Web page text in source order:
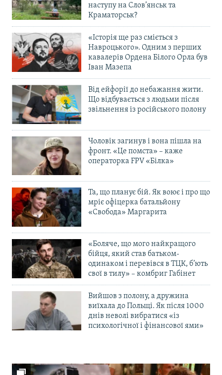
наступу на Слов’янськ та
Краматорськ?
«Історія ще раз сміється з
Навроцького». Одним з перших
кавалерів Ордена Білого Орла був
Іван Мазепа
Від ейфорії до небажання жити.
Що відбувається з людьми після
звільнення із російського полону
Чоловік загинув і вона пішла на
фронт. «Це помста» – каже
операторка FPV «Білка»
Та, що планує бій. Як воює і про що
мріє офіцерка батальйону
«Свобода» Маргарита
«Боляче, що мого найкращого
бійця, який став батьком-
одинаком і перевівся в ТЦК, б’ють
свої в тилу» – комбриг Габінет
Вийшов з полону, а дружина
виїхала до Польщі. Як після 1000
днів неволі вибратися «із
психологічної і фінансової ями»